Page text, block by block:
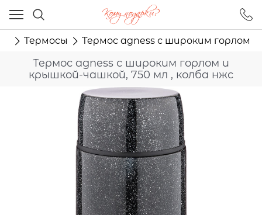
Термосы Термос agness с широким горлом
Термос agness с широким горлом и
крышкой-чашкой, 750 мл , колба нжс
Ваш город - Москва,
угадали?
ДА НЕТ